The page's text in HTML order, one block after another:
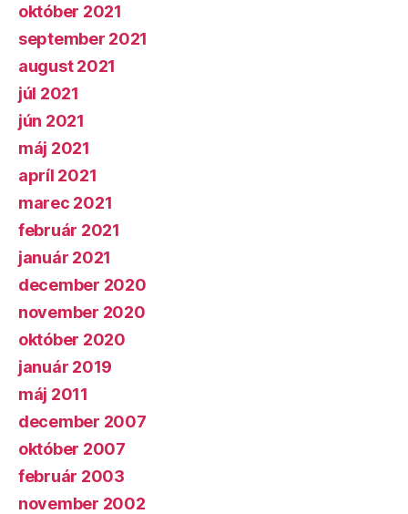
október 2021
september 2021
august 2021
júl 2021
jún 2021
máj 2021
apríl 2021
marec 2021
február 2021
január 2021
december 2020
november 2020
október 2020
január 2019
máj 2011
december 2007
október 2007
február 2003
november 2002